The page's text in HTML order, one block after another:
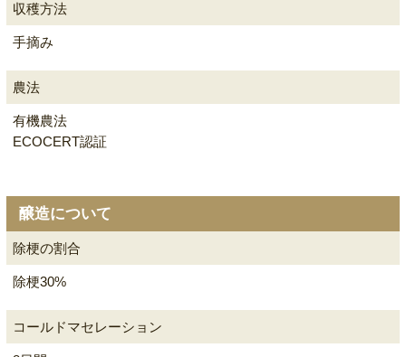
収穫方法
手摘み
農法
有機農法
ECOCERT認証
醸造について
除梗の割合
除梗30%
コールドマセレーション